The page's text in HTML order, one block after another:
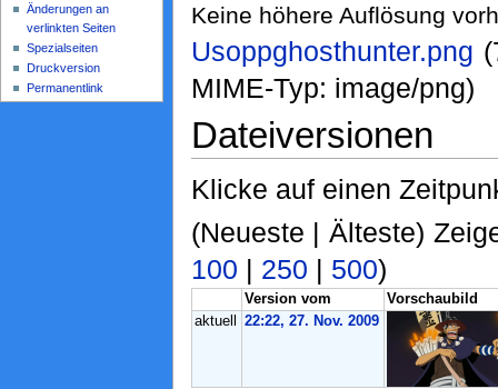
Keine höhere Auflösung
Usoppghosthunter.png
MIME-Typ: image/png)
Dateiversionen
Klicke auf einen
(Neueste | Älteste)
100 | 250 | 500)
Version vom
Vorschaubild
aktuell
22:22, 27. Nov. 2009
Änderungen an
verlinkten Seiten
Spezialseiten
Druckversion
Permanentlink